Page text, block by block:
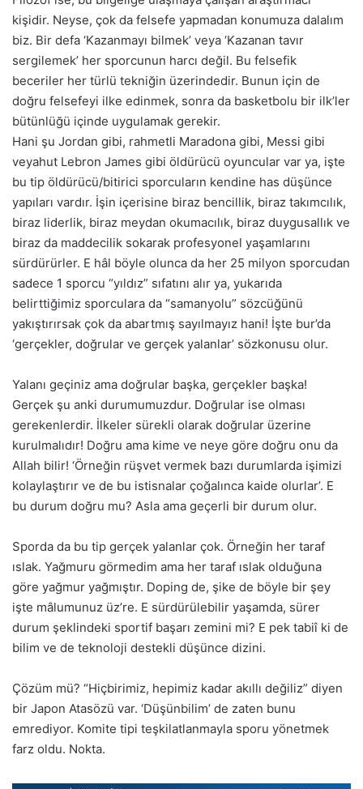
kişidir. Neyse, çok da felsefe yapmadan konumuza dalalım
biz. Bir defa ‘Kazanmayı bilmek’ veya ‘Kazanan tavır
sergilemek’ her sporcunun harcı değil. Bu felsefik
beceriler her türlü tekniğin üzerindedir. Bunun için de
doğru felsefeyi ilke edinmek, sonra da basketbolu bir ilk’ler
bütünlüğü içinde uygulamak gerekir.
Hani şu Jordan gibi, rahmetli Maradona gibi, Messi gibi
veyahut Lebron James gibi öldürücü oyuncular var ya, işte
bu tip öldürücü/bitirici sporcuların kendine has düşünce
yapıları vardır. İşin içerisine biraz bencillik, biraz takımcılık,
biraz liderlik, biraz meydan okumacılık, biraz duygusallık ve
biraz da maddecilik sokarak profesyonel yaşamlarını
sürdürürler. E hâl böyle olunca da her 25 milyon sporcudan
sadece 1 sporcu “yıldız” sıfatını alır ya, yukarıda
belirttiğimiz sporculara da “samanyolu” sözcüğünü
yakıştırırsak çok da abartmış sayılmayız hani! İşte bur’da
‘gerçekler, doğrular ve gerçek yalanlar’ sözkonusu olur.
Yalanı geçiniz ama doğrular başka, gerçekler başka!
Gerçek şu anki durumumuzdur. Doğrular ise olması
gerekenlerdir. İlkeler sürekli olarak doğrular üzerine
kurulmalıdır! Doğru ama kime ve neye göre doğru onu da
Allah bilir! ‘Örneğin rüşvet vermek bazı durumlarda işimizi
kolaylaştırır ve de bu istisnalar çoğalınca kaide olurlar’. E
bu durum doğru mu? Asla ama geçerli bir durum olur.
Sporda da bu tip gerçek yalanlar çok. Örneğin her taraf
ıslak. Yağmuru görmedim ama her taraf ıslak olduğuna
göre yağmur yağmıştır. Doping de, şike de böyle bir şey
işte mâlumunuz üz’re. E sürdürülebilir yaşamda, sürer
durum şeklindeki sportif başarı zemini mi? E pek tabiî ki de
bilim ve de teknoloji destekli düşünce dizini.
Çözüm mü? “Hiçbirimiz, hepimiz kadar akıllı değiliz” diyen
bir Japon Atasözü var. ‘Düşünbilim’ de zaten bunu
emrediyor. Komite tipi teşkilatlanmayla sporu yönetmek
farz oldu. Nokta.